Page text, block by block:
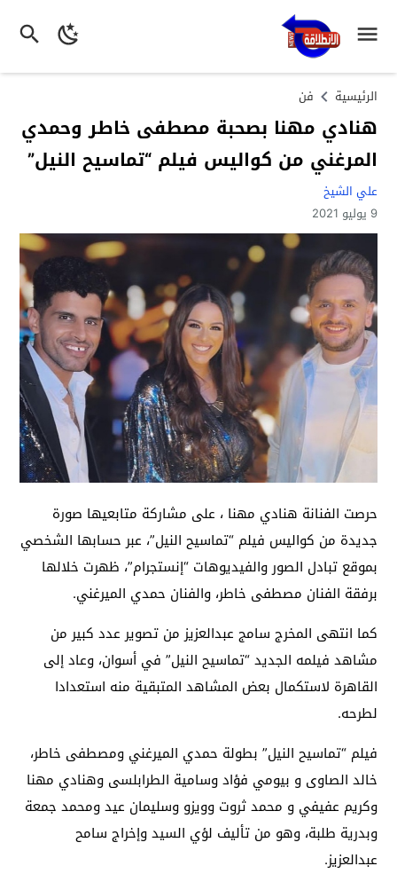
الرئيسية فن
هنادي مهنا بصحبة مصطفى خاطر وحمدي
المرغني من كواليس فيلم “تماسيح النيل”
علي الشيخ
9 يوليو 2021
حرصت الفنانة هنادي مهنا ، على مشاركة متابعيها صورة
جديدة من كواليس فيلم “تماسيح النيل”، عبر حسابها الشخصي
بموقع تبادل الصور والفيديوهات “إنستجرام”، ظهرت خلالها
برفقة الفنان مصطفى خاطر، والفنان حمدي الميرغني.
كما انتهى المخرج سامج عبدالعزيز من تصوير عدد كبير من
مشاهد فيلمه الجديد “تماسيح النيل” في أسوان، وعاد إلى
القاهرة لاستكمال بعض المشاهد المتبقية منه استعدادا
لطرحه.
فيلم “تماسيح النيل” بطولة حمدي الميرغني ومصطفى خاطر،
خالد الصاوى و بيومي فؤاد وسامية الطرابلسى وهنادي مهنا
وكريم عفيفي و محمد ثروت وويزو وسليمان عيد ومحمد جمعة
وبدرية طلبة، وهو من تأليف لؤي السيد وإخراج سامح
عبدالعزيز.